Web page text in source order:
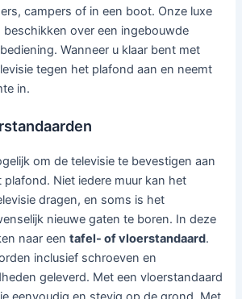
campers of in een boot. Onze luxe
beschikken over een ingebouwde
Wanneer u klaar bent met
tegen het plafond aan en neemt
in.
om de televisie te bevestigen aan
plafond. Niet iedere muur kan het
dragen, en soms is het
nieuwe gaten te boren. In deze
naar eentafel- of vloerstandaard.
inclusief schroeven en
geleverd. Met een vloerstandaard